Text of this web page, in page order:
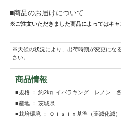
■商品のお届けについて
※ご注文いただきました商品によってはキャ
※天候の状況により、出荷時期が変更にな
さい。
商品情報
■規格 ： 約2kg イバラキング レノン 各
■産地 ： 茨城県
■栽培環境 ： Ｏｉｓｉｘ基準（薬減化減